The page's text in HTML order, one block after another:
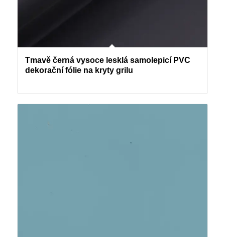
Tmavě černá vysoce lesklá samolepicí PVC
dekorační fólie na kryty grilu